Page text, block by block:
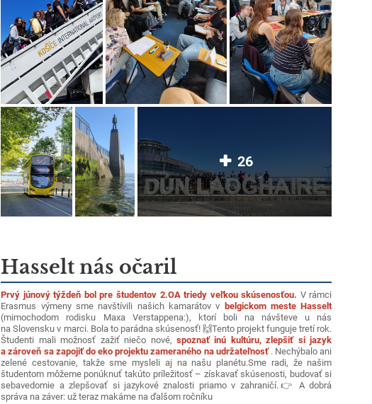
26
Hasselt nás očaril
Prvý júnový týždeň bol pre študentov 2.OA triedy veľkou skúsenosťou. V rámci
Erasmus výmeny sme navštívili našich kamarátov v belgickom meste Hasselt
(mimochodom rodisku Maxa Verstappena:), ktorí boli na návšteve u nás
na Slovensku v marci. Bola to parádna skúsenosť! 🙌Tento projekt funguje tretí rok.
Študenti mali možnosť zažiť niečo nové,spoznať inú kultúru, zlepšiť si jazyk
a zároveň sa zapojiť do eko projektu zameraného na udržateľnosť. Nechýbalo ani
zelené cestovanie, takže sme mysleli aj na našu planétu.Sme radi, že našim
študentom môžeme ponúknuť takúto príležitosť – získavať skúsenosti, budovať si
sebavedomie a zlepšovať si jazykové znalosti priamo v zahraničí. 👉 A dobrá
správa na záver: už teraz makáme na ďalšom ročníku